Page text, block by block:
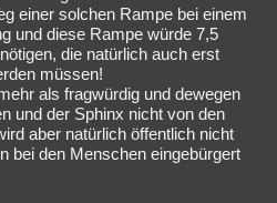
einer solchen Rampe bei einem
und diese Rampe würde 7,5
die natürlich auch erst
müssen!
als fragwürdig und dewegen
und der Sphinx nicht von den
aber natürlich öffentlich nicht
bei den Menschen eingebürgert